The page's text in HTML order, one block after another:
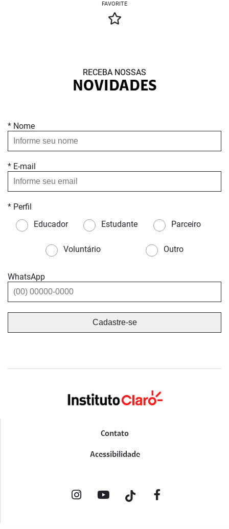
FAVORITE
RECEBA NOSSAS
NOVIDADES
* Nome
* E-mail
* Perfil
Educador
Estudante Parceiro
Voluntário Outro
WhatsApp
Contato
Acessibilidade